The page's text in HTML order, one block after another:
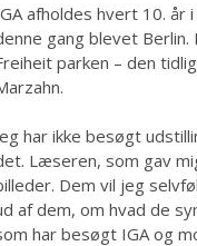
afholdes hvert 10. år
gang blevet
parken – den
har ikke besøgt
Læseren, som gav
Dem vil jeg
af dem, om hvad de
har besøgt IGA og